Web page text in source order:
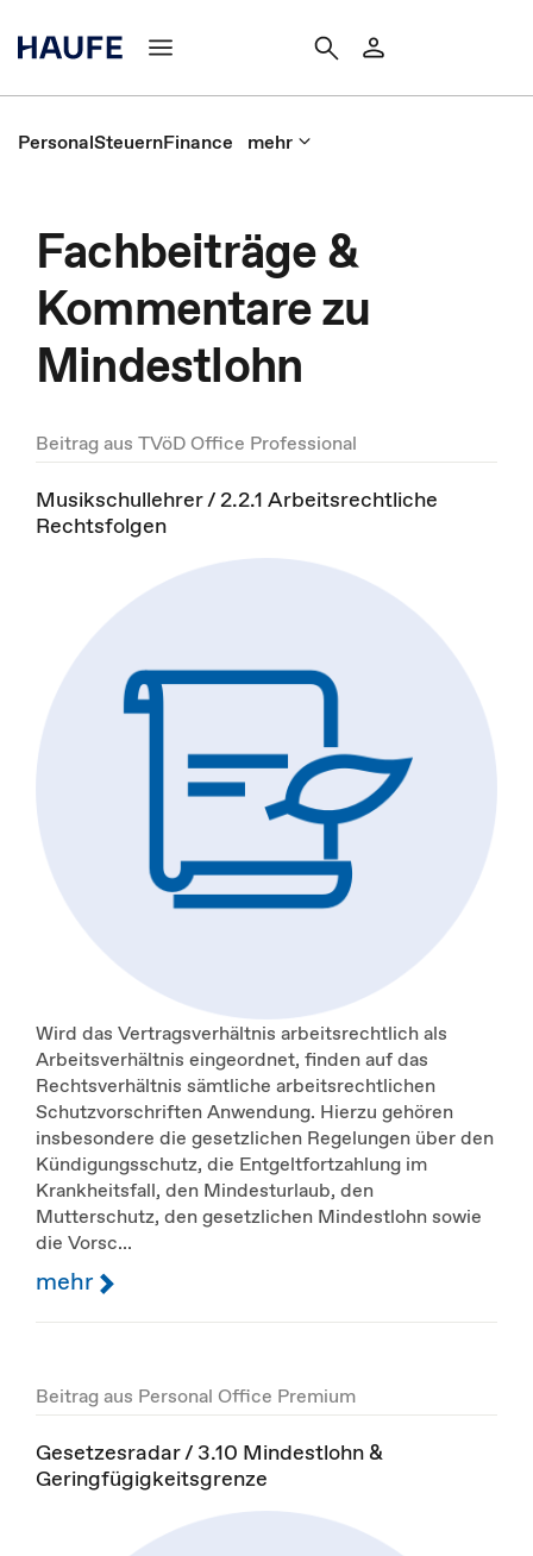
PersonalSteuernFinance mehr
Fachbeiträge &
Kommentare zu
Mindestlohn
Beitrag aus TVöD Office Professional
Musikschullehrer / 2.2.1 Arbeitsrechtliche
Rechtsfolgen
Wird das Vertragsverhältnis arbeitsrechtlich als
Arbeitsverhältnis eingeordnet, finden auf das
Rechtsverhältnis sämtliche arbeitsrechtlichen
Schutzvorschriften Anwendung. Hierzu gehören
insbesondere die gesetzlichen Regelungen über den
Kündigungsschutz, die Entgeltfortzahlung im
Krankheitsfall, den Mindesturlaub, den
Mutterschutz, den gesetzlichen Mindestlohn sowie
die Vorsc...
mehr
Beitrag aus Personal Office Premium
Gesetzesradar / 3.10 Mindestlohn &
Geringfügigkeitsgrenze